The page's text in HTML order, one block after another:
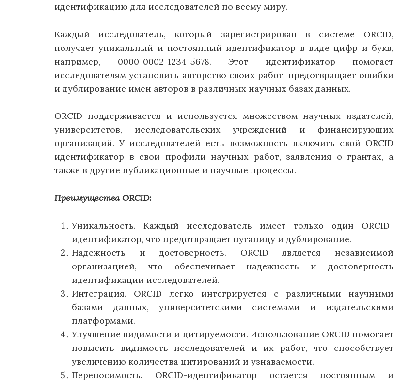
идентификацию для исследователей по всему миру.
Каждый исследователь, который зарегистрирован в системе ORCID,
получает уникальный и постоянный идентификатор в виде цифр и букв,
например, 0000-0002-1234-5678. Этот идентификатор помогает
исследователям установить авторство своих работ, предотвращает ошибки
и дублирование имен авторов в различных научных базах данных.
ORCID поддерживается и используется множеством научных издателей,
университетов, исследовательских учреждений и финансирующих
организаций. У исследователей есть возможность включить свой ORCID
идентификатор в свои профили научных работ, заявления о грантах, а
также в другие публикационные и научные процессы.
Преимущества ORCID:
Уникальность. Каждый исследователь имеет только один ORCID-
идентификатор, что предотвращает путаницу и дублирование.
Надежность и достоверность. ORCID является независимой
организацией, что обеспечивает надежность и достоверность
идентификации исследователей.
Интеграция. ORCID легко интегрируется с различными научными
базами данных, университетскими системами и издательскими
платформами.
Улучшение видимости и цитируемости. Использование ORCID помогает
повысить видимость исследователей и их работ, что способствует
увеличению количества цитирований и узнаваемости.
Переносимость. ORCID-идентификатор остается постоянным и